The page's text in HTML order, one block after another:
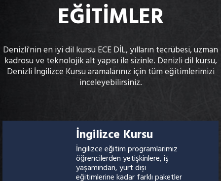
EĞİTİMLER
Denizli'nin en iyi dil kursu ECE DİL, yılların tecrübesi, uzman
kadrosu ve teknolojik alt yapısı ile sizinle. Denizli dil kursu,
Denizli İngilizce Kursu aramalarınız için tüm eğitimlerimizi
inceleyebilirsiniz.
İngilizce Kursu
İngilizce eğitim programlarımız
öğrencilerden yetişkinlere, iş
yaşamından, yurt dışı
eğitimlerine kadar farklı paketler